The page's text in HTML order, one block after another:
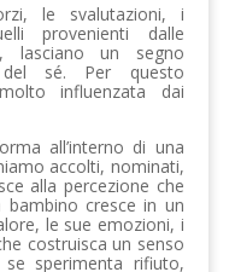
le svalutazioni, i
provenienti dalle
lasciano un segno
sé. Per questo
influenzata dai
all’interno di una
accolti, nominati,
alla percezione che
bambino cresce in un
le sue emozioni, i
costruisca un senso
sperimenta rifiuto,